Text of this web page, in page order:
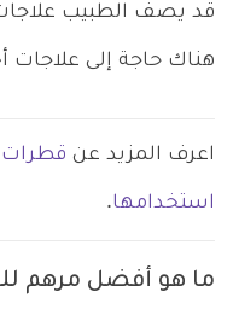
قد يصف الطبيب علاجات
هناك حاجة إلى علاجات
اعرف المزيد عن قطرات
استخدامها.
ما هو أفضل مرهم